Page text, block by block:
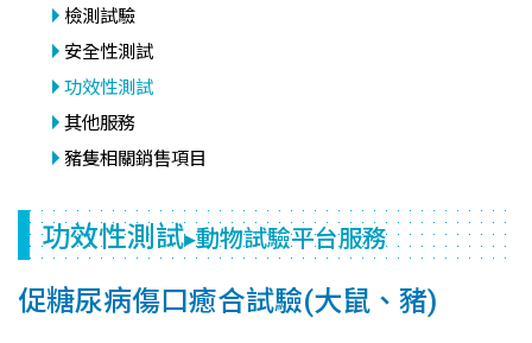
檢測試驗
安全性測試
功效性測試
其他服務
豬隻相關銷售項目
功效性測試▸動物試驗平台服務
促糖尿病傷口癒合試驗(大鼠、豬)